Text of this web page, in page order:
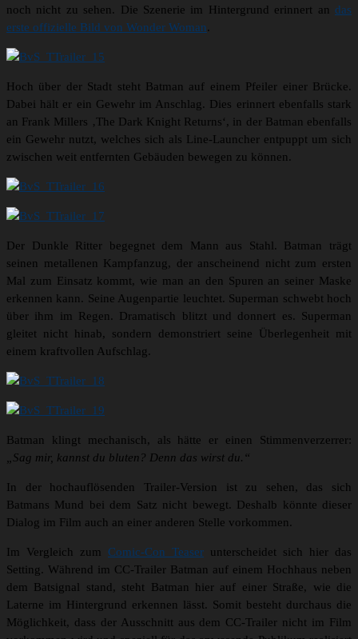
noch nicht zu sehen. Die Szenerie im Hintergrund erinnert an das
erste offizielle Bild von Wonder Woman.
Hoch über der Stadt steht Batman auf einem Pfeiler einer Brücke.
Dabei hält er ein Gewehr im Anschlag. Dies erinnert ebenfalls stark
an Frank Millers ‚The Dark Knight Returns‘, in der Batman ebenfalls
ein Gewehr nutzt, welches sich als Line-Launcher entpuppt um sich
zwischen weit entfernten Gebäuden bewegen zu können.
Der Dunkle Ritter begegnet dem Mann aus Stahl. Batman trägt
seinen metallenen Kampfanzug, der anscheinend nicht zum ersten
Mal zum Einsatz kommt, wie man an den Spuren an seiner Maske
erkennen kann. Seine Augenpartie leuchtet. Superman schwebt hoch
über ihm im Regen. Dramatisch blitzt und donnert es. Superman
gleitet nicht hinab, sondern demonstriert seine Überlegenheit mit
einem kraftvollen Aufschlag.
Batman klingt mechanisch, als hätte er einen Stimmenverzerrer:
„Sag mir, kannst du bluten? Denn das wirst du.“
In der hochauflösenden Trailer-Version ist zu sehen, das sich
Batmans Mund bei dem Satz nicht bewegt. Deshalb könnte dieser
Dialog im Film auch an einer anderen Stelle vorkommen.
Im Vergleich zum Comic-Con Teaser unterscheidet sich hier das
Setting. Während im CC-Trailer Batman auf einem Hochhaus neben
dem Batsignal stand, steht Batman hier auf einer Straße, wie die
Laterne im Hintergrund erkennen lässt. Somit besteht durchaus die
Möglichkeit, dass der Ausschnitt aus dem CC-Trailer nicht im Film